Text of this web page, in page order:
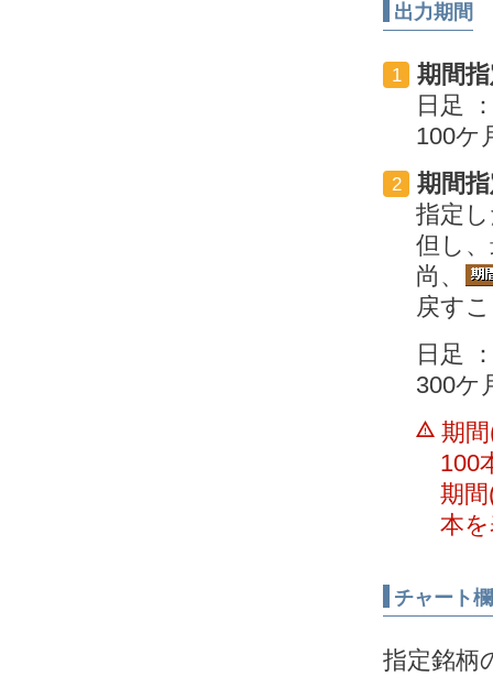
出力期間
1
期間
日足
100ケ
2
期間
指定
但し
尚、
戻す
日足
300ケ
期
100
期
本
チャート
指定銘柄